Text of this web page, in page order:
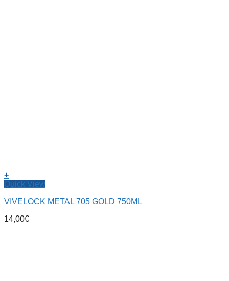
+
Quick View
VIVELOCK METAL 705 GOLD 750ML
14,00€